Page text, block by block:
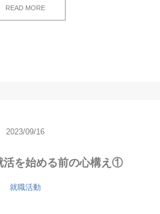
READ MORE
2023/09/16
活を始める前の心構え①
就職活動